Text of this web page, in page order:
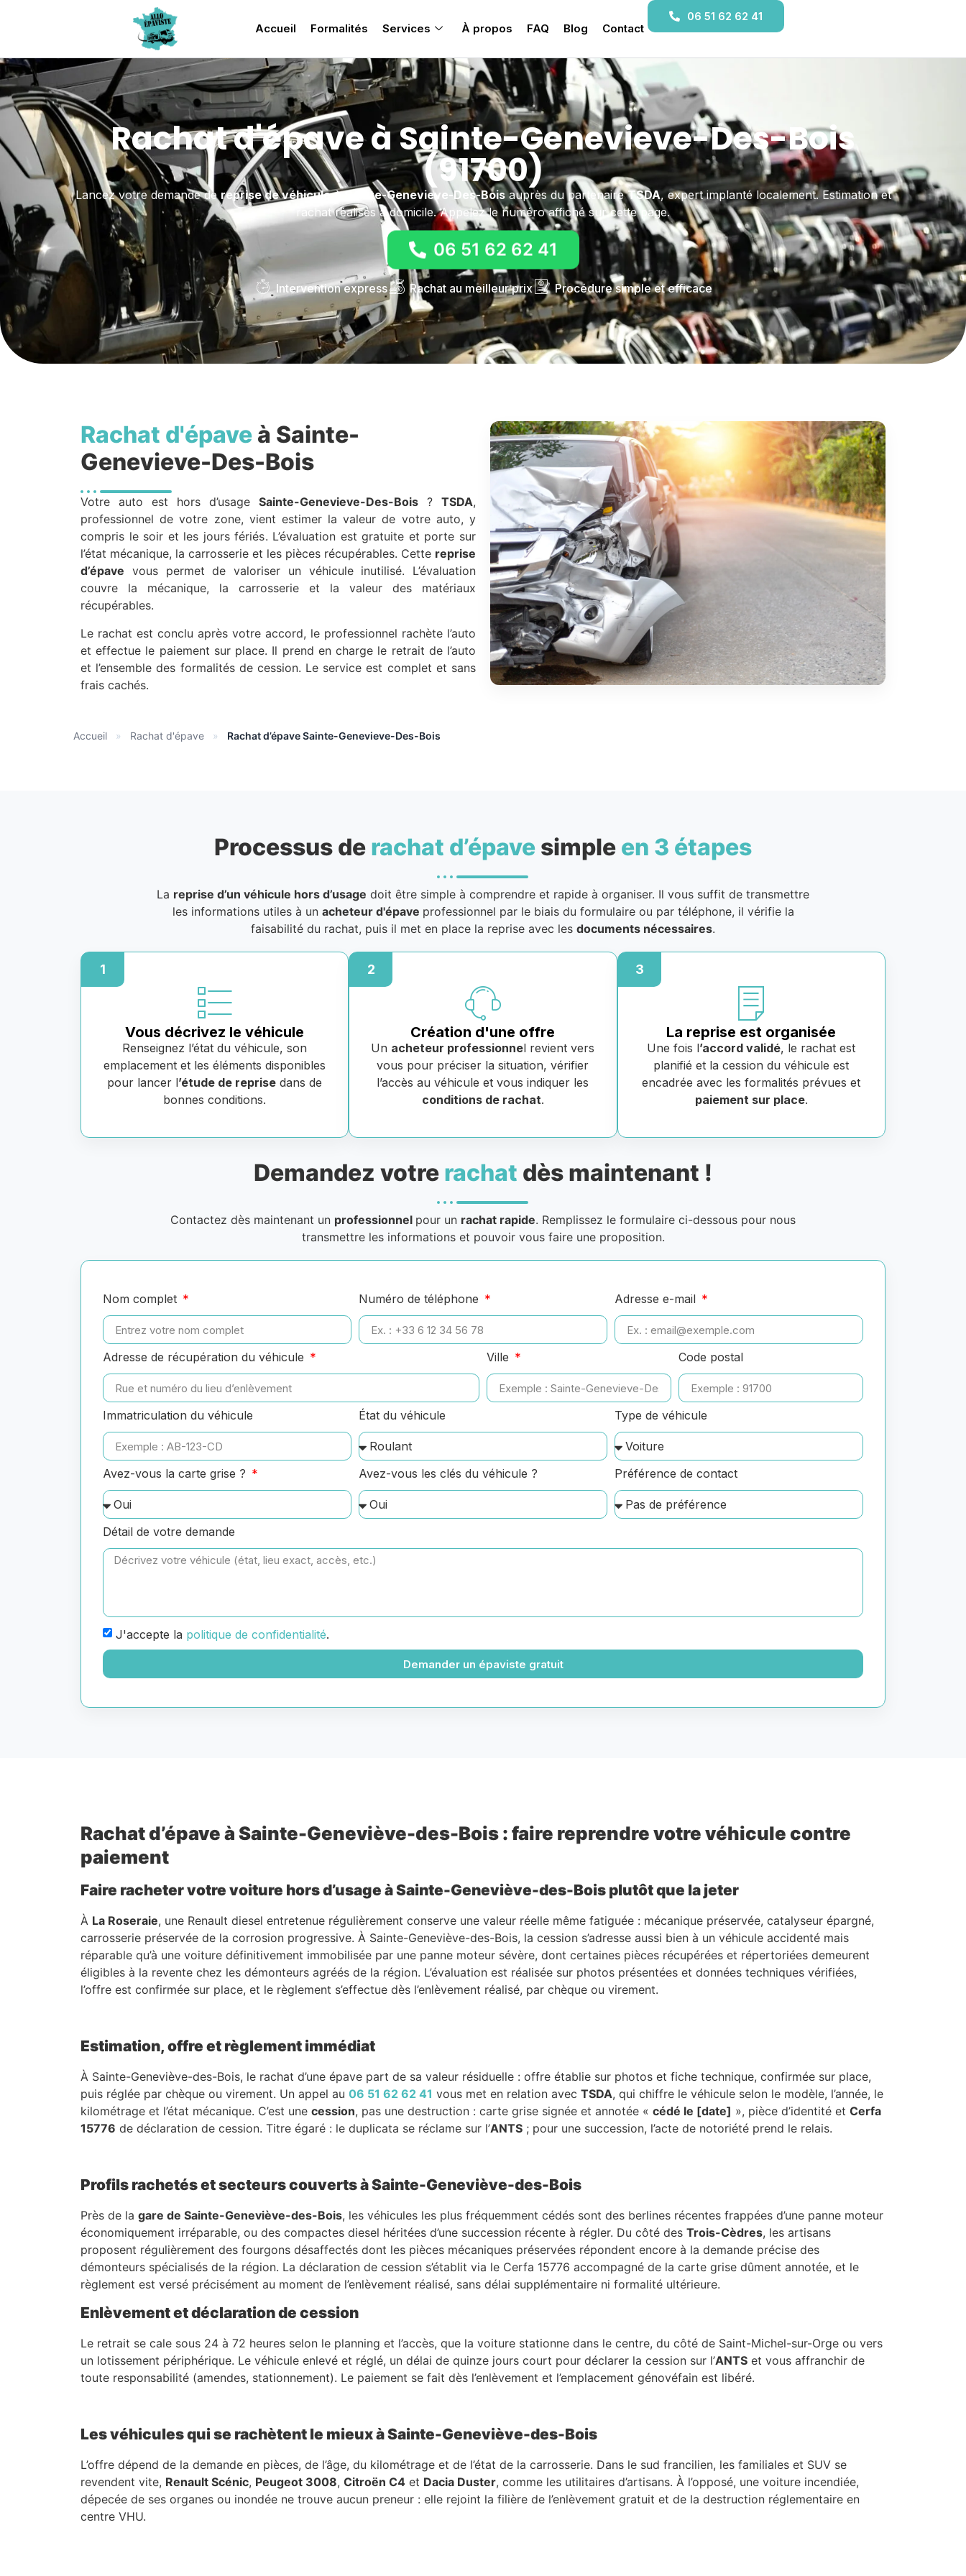
Accueil Formalités Services À propos FAQ Blog Contact
06 51 62 62 41
Rachat d'épave à Sainte-Genevieve-Des-Bois
(91700)
Lancez votre demande de reprise de véhicule à Sainte-Genevieve-Des-Boisauprès du partenaireTSDA, expert implanté localement. Estimation et
rachat réalisés à domicile. Appelez le numéro affiché sur cette page.
06 51 62 62 41
Intervention express Rachat au meilleur prix Procédure simple et efficace
Rachat d'épave à Sainte-
Genevieve-Des-Bois
Votre auto est hors d’usage Sainte-Genevieve-Des-Bois ? TSDA,
professionnel de votre zone, vient estimer la valeur de votre auto, y
compris le soir et les jours fériés. L’évaluation est gratuite et porte sur
l’état mécanique, la carrosserie et les pièces récupérables. Cette reprise
d’épave vous permet de valoriser un véhicule inutilisé. L’évaluation
couvre la mécanique, la carrosserie et la valeur des matériaux
récupérables.
Le rachat est conclu après votre accord, le professionnel rachète l’auto
et effectue le paiement sur place. Il prend en charge le retrait de l’auto
et l’ensemble des formalités de cession. Le service est complet et sans
frais cachés.
Accueil » Rachat d'épave » Rachat d’épave Sainte-Genevieve-Des-Bois
Processus de rachat d’épave simple en 3 étapes
La reprise d’un véhicule hors d’usage doit être simple à comprendre et rapide à organiser. Il vous suffit de transmettre
les informations utiles à un acheteur d'épave professionnel par le biais du formulaire ou par téléphone, il vérifie la
faisabilité du rachat, puis il met en place la reprise avec les documents nécessaires.
1
Vous décrivez le véhicule
Renseignez l’état du véhicule, son
emplacement et les éléments disponibles
pour lancer l’étude de reprise dans de
bonnes conditions.
2
Création d'une offre
Un acheteur professionnel revient vers
vous pour préciser la situation, vérifier
l’accès au véhicule et vous indiquer les
conditions de rachat.
3
La reprise est organisée
Une fois l’accord validé, le rachat est
planifié et la cession du véhicule est
encadrée avec les formalités prévues et
paiement sur place.
Demandez votre rachat dès maintenant !
Contactez dès maintenant un professionnel pour un rachat rapide. Remplissez le formulaire ci-dessous pour nous
transmettre les informations et pouvoir vous faire une proposition.
Nom complet Numéro de téléphone Adresse e-mail
Adresse de récupération du véhicule Ville Code postal
Immatriculation du véhicule État du véhicule Type de véhicule
Avez-vous la carte grise ? Avez-vous les clés du véhicule ? Préférence de contact
Détail de votre demande
J'accepte la politique de confidentialité.
Demander un épaviste gratuit
Rachat d’épave à Sainte-Geneviève-des-Bois : faire reprendre votre véhicule contre
paiement
Faire racheter votre voiture hors d’usage à Sainte-Geneviève-des-Bois plutôt que la jeter
À La Roseraie, une Renault diesel entretenue régulièrement conserve une valeur réelle même fatiguée : mécanique préservée, catalyseur épargné,
carrosserie préservée de la corrosion progressive. À Sainte-Geneviève-des-Bois, la cession s’adresse aussi bien à un véhicule accidenté mais
réparable qu’à une voiture définitivement immobilisée par une panne moteur sévère, dont certaines pièces récupérées et répertoriées demeurent
éligibles à la revente chez les démonteurs agréés de la région. L’évaluation est réalisée sur photos présentées et données techniques vérifiées,
l’offre est confirmée sur place, et le règlement s’effectue dès l’enlèvement réalisé, par chèque ou virement.
Estimation, offre et règlement immédiat
À Sainte-Geneviève-des-Bois, le rachat d’une épave part de sa valeur résiduelle : offre établie sur photos et fiche technique, confirmée sur place,
puis réglée par chèque ou virement. Un appel au 06 51 62 62 41 vous met en relation avec TSDA, qui chiffre le véhicule selon le modèle, l’année, le
kilométrage et l’état mécanique. C’est une cession, pas une destruction : carte grise signée et annotée « cédé le [date] », pièce d’identité et Cerfa
15776 de déclaration de cession. Titre égaré : le duplicata se réclame sur l’ANTS ; pour une succession, l’acte de notoriété prend le relais.
Profils rachetés et secteurs couverts à Sainte-Geneviève-des-Bois
Près de la gare de Sainte-Geneviève-des-Bois, les véhicules les plus fréquemment cédés sont des berlines récentes frappées d’une panne moteur
économiquement irréparable, ou des compactes diesel héritées d’une succession récente à régler. Du côté des Trois-Cèdres, les artisans
proposent régulièrement des fourgons désaffectés dont les pièces mécaniques préservées répondent encore à la demande précise des
démonteurs spécialisés de la région. La déclaration de cession s’établit via le Cerfa 15776 accompagné de la carte grise dûment annotée, et le
règlement est versé précisément au moment de l’enlèvement réalisé, sans délai supplémentaire ni formalité ultérieure.
Enlèvement et déclaration de cession
Le retrait se cale sous 24 à 72 heures selon le planning et l’accès, que la voiture stationne dans le centre, du côté de Saint-Michel-sur-Orge ou vers
un lotissement périphérique. Le véhicule enlevé et réglé, un délai de quinze jours court pour déclarer la cession sur l’ANTS et vous affranchir de
toute responsabilité (amendes, stationnement). Le paiement se fait dès l’enlèvement et l’emplacement génovéfain est libéré.
Les véhicules qui se rachètent le mieux à Sainte-Geneviève-des-Bois
L’offre dépend de la demande en pièces, de l’âge, du kilométrage et de l’état de la carrosserie. Dans le sud francilien, les familiales et SUV se
revendent vite, Renault Scénic, Peugeot 3008, Citroën C4 et Dacia Duster, comme les utilitaires d’artisans. À l’opposé, une voiture incendiée,
dépecée de ses organes ou inondée ne trouve aucun preneur : elle rejoint la filière de l’enlèvement gratuit et de la destruction réglementaire en
centre VHU.